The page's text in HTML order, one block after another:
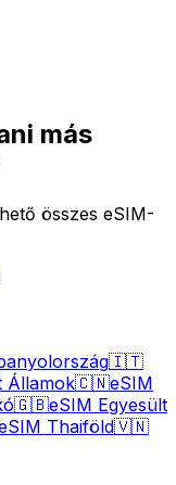
más
összes eSIM-
🇮🇹
Államok🇨🇳eSIM
🇬🇧eSIM Egyesült
Thaiföld🇻🇳